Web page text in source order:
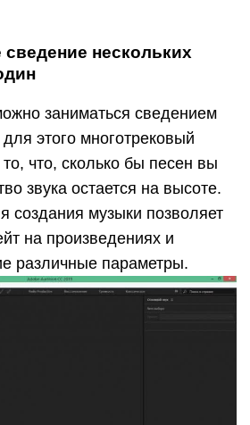
нескольких
заниматься сведением
этого многотрековый
что, сколько бы песен вы
звука остается на высоте.
создания музыки позволяет
на произведениях и
различные параметры.